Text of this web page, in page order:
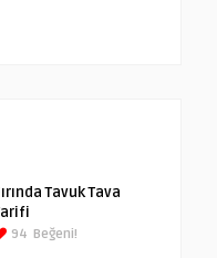
Tavuk Tava
94 Beğeni!